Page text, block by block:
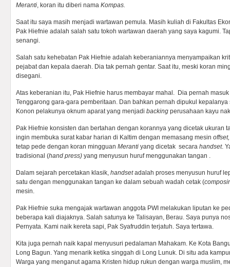
Meranti, koran itu diberi nama Kompas.
Saat itu saya masih menjadi wartawan pemula. Masih kuliah di Fakultas
Pak Hiefnie adalah salah satu tokoh wartawan daerah yang saya kagumi.
senangi.
Salah satu kehebatan Pak Hiefnie adalah keberaniannya menyampaikan
pejabat dan kepala daerah. Dia tak pernah gentar. Saat itu, meski koran
disegani.
Atas keberanian itu, Pak Hiefnie harus membayar mahal. Dia pernah
Tenggarong gara-gara pemberitaan. Dan bahkan pernah dipukul
Konon pelakunya oknum aparat yang menjadi backing perusahaan kayu
Pak Hiefnie konsisten dan bertahan dengan korannya yang dicetak ukuran
ingin membuka surat kabar harian di Kaltim dengan memasang mesin offset,
tetap pede dengan koran mingguan Meranti yang dicetak secara handset.
tradisional (hand press) yang menyusun huruf menggunakan tangan .
Dalam sejarah percetakan klasik, handsetadalah proses menyusun huruf
satu dengan menggunakan tangan ke dalam sebuah wadah cetak (
mesin.
Pak Hiefnie suka mengajak wartawan anggota PWI melakukan liputan ke
beberapa kali diajaknya. Salah satunya ke Talisayan, Berau. Saya punya
Pernyata. Kami naik kereta sapi, Pak Syafruddin terjatuh. Saya tertawa.
Kita juga pernah naik kapal menyusuri pedalaman Mahakam. Ke Kota
Long Bagun. Yang menarik ketika singgah di Long Lunuk. Di situ ada
Warga yang menganut agama Kristen hidup rukun dengan warga muslim,